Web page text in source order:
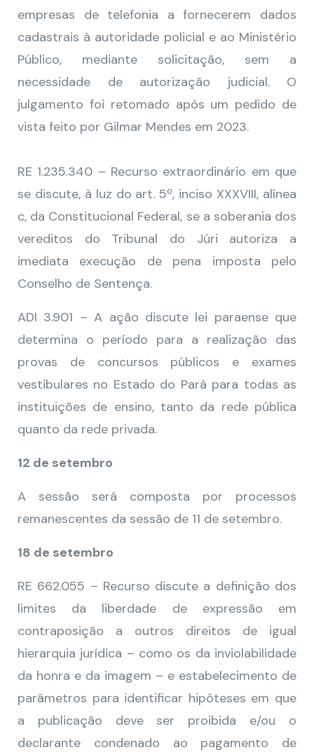
empresas de telefonia a fornecerem dados
cadastrais à autoridade policial e ao Ministério
Público, mediante solicitação, sem a
necessidade de autorização judicial. O
julgamento foi retomado após um pedido de
vista feito por Gilmar Mendes em 2023.
RE 1.235.340 – Recurso extraordinário em que
se discute, à luz do art. 5º, inciso XXXVIII, alínea
c, da Constitucional Federal, se a soberania dos
vereditos do Tribunal do Júri autoriza a
imediata execução de pena imposta pelo
Conselho de Sentença.
ADI 3.901 – A ação discute lei paraense que
determina o período para a realização das
provas de concursos públicos e exames
vestibulares no Estado do Pará para todas as
instituições de ensino, tanto da rede pública
quanto da rede privada.
12 de setembro
A sessão será composta por processos
remanescentes da sessão de 11 de setembro.
18 de setembro
RE 662.055 – Recurso discute a definição dos
limites da liberdade de expressão em
contraposição a outros direitos de igual
hierarquia jurídica – como os da inviolabilidade
da honra e da imagem – e estabelecimento de
parâmetros para identificar hipóteses em que
a publicação deve ser proibida e/ou o
declarante condenado ao pagamento de